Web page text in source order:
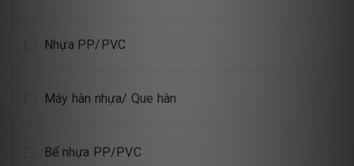
Nhựa PP/PVC
Máy hàn nhựa/ Que hàn
Bể nhựa PP/PVC